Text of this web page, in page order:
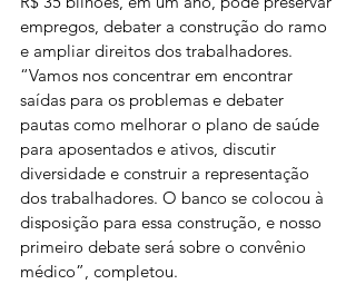
empregos, debater a construção do ramo
e ampliar direitos dos trabalhadores.
“Vamos nos concentrar em encontrar
saídas para os problemas e debater
pautas como melhorar o plano de saúde
para aposentados e ativos, discutir
diversidade e construir a representação
dos trabalhadores. O banco se colocou à
disposição para essa construção, e nosso
primeiro debate será sobre o convênio
médico”, completou.